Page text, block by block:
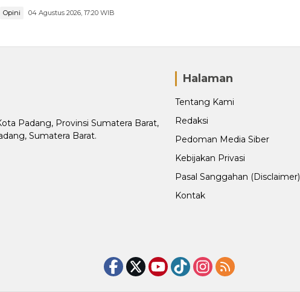
Opini 04 Agustus 2026, 17:20 WIB
Padang, Provinsi Sumatera Barat,
Sumatera Barat.
Halaman
Tentang Kami
Redaksi
Pedoman Media Siber
Kebijakan Privasi
Pasal Sanggahan (Disclaimer)
Kontak